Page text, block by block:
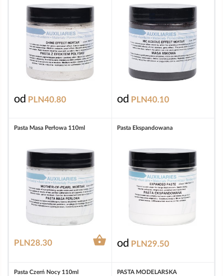
od PLN40.80 od PLN40.10
Pasta Masa Perłowa 110ml
PLN28.30 
Pasta Ekspandowana
od PLN29.50
Pasta Czerń Nocy 110ml PASTA MODELARSKA